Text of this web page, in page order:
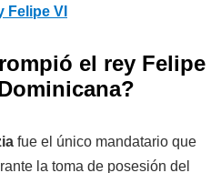
Felipe VI
el rey Felipe
fue el único mandatario que
la toma de posesión del